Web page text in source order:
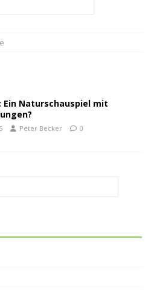
Ein Naturschauspiel mit
Peter Becker 0